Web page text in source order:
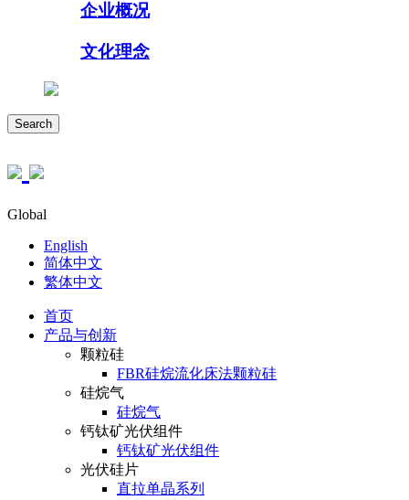
企业概况
文化理念
Search
Global
English
简体中文
繁体中文
首页
产品与创新
颗粒硅
FBR硅烷流化床法颗粒硅
硅烷气
硅烷气
钙钛矿光伏组件
钙钛矿光伏组件
光伏硅片
直拉单晶系列